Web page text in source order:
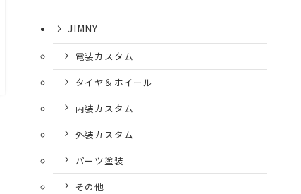
JIMNY
電装カスタム
タイヤ＆ホイール
内装カスタム
外装カスタム
パーツ塗装
その他